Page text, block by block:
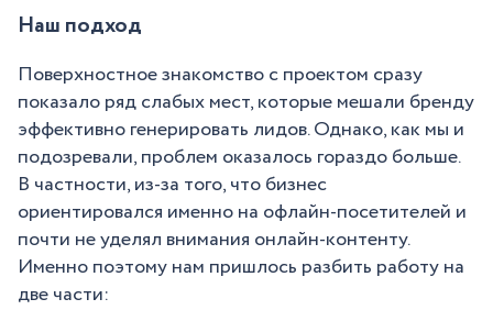
Наш подход
Поверхностное знакомство с проектом сразу
показало ряд слабых мест, которые мешали бренду
эффективно генерировать лидов. Однако, как мы и
подозревали, проблем оказалось гораздо больше.
В частности, из-за того, что бизнес
ориентировался именно на офлайн-посетителей и
почти не уделял внимания онлайн-контенту.
Именно поэтому нам пришлось разбить работу на
две части: